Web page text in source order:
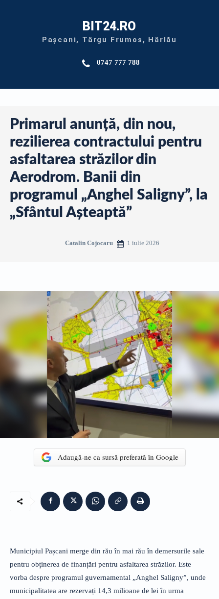
BIT24.RO
Pașcani, Târgu Frumos, Hârlău
0747 777 788
Primarul anunță, din nou,
rezilierea contractului pentru
asfaltarea străzilor din
Aerodrom. Banii din
programul „Anghel Saligny”, la
„Sfântul Așteaptă”
Catalin Cojocaru 1 iulie 2026
Adaugă-ne ca sursă preferată în Google
Municipiul Pașcani merge din rău în mai rău în demersurile sale
pentru obținerea de finanțări pentru asfaltarea străzilor. Este
vorba despre programul guvernamental „Anghel Saligny”, unde
municipalitatea are rezervați 14,3 milioane de lei în urma